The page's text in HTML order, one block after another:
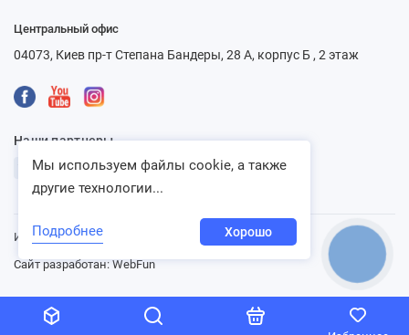
Центральный офис
04073, Киев пр-т Степана Бандеры, 28 А, корпус Б , 2 этаж
Наши партнеры
Интернет-магазин «Ventbazar», 2013 - 2026
Сайт разработан: WebFun
Мы используем файлы cookie, а также
другие технологии...
Подробнее Хорошо